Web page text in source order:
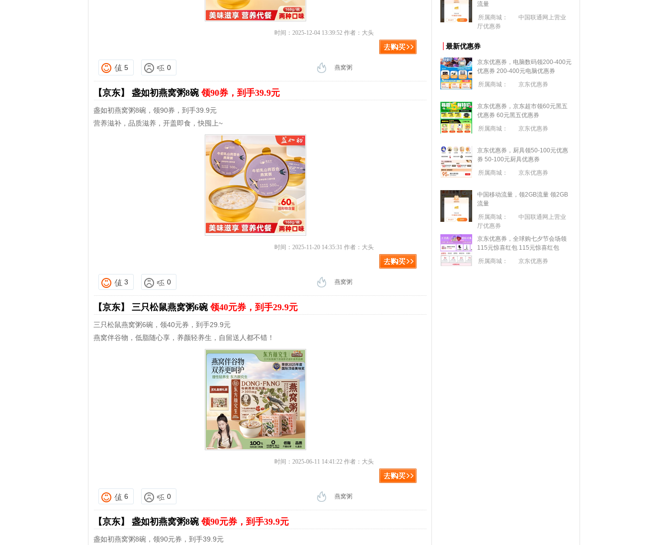
时间：2025-12-04 13:39:52 作者：大头
5 0 燕窝粥
【京东】 盏如初燕窝粥8碗领90券，到手39.9元
盏如初燕窝粥8碗，领90券，到手39.9元
营养滋补，品质滋养，开盖即食，快囤上~
时间：2025-11-20 14:35:31 作者：大头
3 0 燕窝粥
【京东】 三只松鼠燕窝粥6碗领40元券，到手29.9元
三只松鼠燕窝粥6碗，领40元券，到手29.9元
燕窝伴谷物，低脂随心享，养颜轻养生，自留送人都不错！
时间：2025-06-11 14:41:22 作者：大头
6 0 燕窝粥
【京东】 盏如初燕窝粥8碗领90元券，到手39.9元
盏如初燕窝粥8碗，领90元券，到手39.9元
流量
所属商城：
中国联通网上营业
厅优惠券
最新优惠券
京东优惠券，电脑数码领200-400元
优惠券 200-400元电脑优惠券
所属商城：
京东优惠券
京东优惠券，京东超市领60元黑五
优惠券 60元黑五优惠券
所属商城：
京东优惠券
京东优惠券，厨具领50-100元优惠
券 50-100元厨具优惠券
所属商城：
京东优惠券
中国移动流量，领2GB流量 领2GB
流量
所属商城：
中国联通网上营业
厅优惠券
京东优惠券，全球购七夕节会场领
115元惊喜红包 115元惊喜红包
所属商城：
京东优惠券